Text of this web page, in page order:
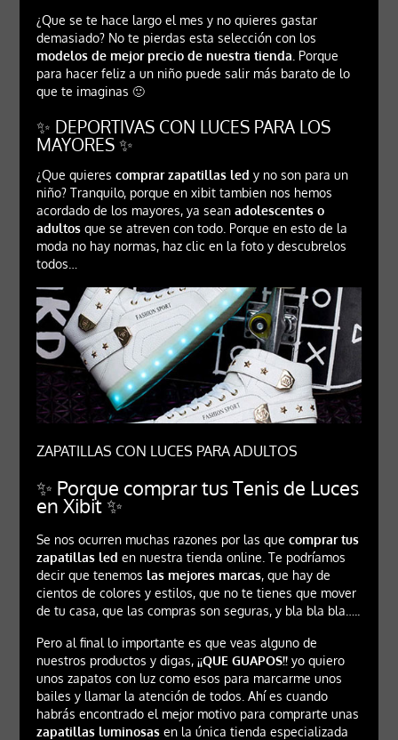
¿Que se te hace largo el mes y no quieres gastar
demasiado? No te pierdas esta selección con los
modelos de mejor precio de nuestra tienda. Porque
para hacer feliz a un niño puede salir más barato de lo
que te imaginas 🙂
✨ DEPORTIVAS CON LUCES PARA LOS
MAYORES ✨
¿Que quieres comprar zapatillas led y no son para un
niño? Tranquilo, porque en xibit tambien nos hemos
acordado de los mayores, ya sean adolescentes o
adultosque se atreven con todo. Porque en esto de la
moda no hay normas, haz clic en la foto y descubrelos
todos…
ZAPATILLAS CON LUCES PARA ADULTOS
✨ Porque comprar tus Tenis de Luces
en Xibit ✨
Se nos ocurren muchas razones por las que comprar tus
zapatillas led en nuestra tienda online. Te podríamos
decir que tenemos las mejores marcas, que hay de
cientos de colores y estilos, que no te tienes que mover
de tu casa, que las compras son seguras, y bla bla bla…..
Pero al final lo importante es que veas alguno de
nuestros productos y digas, ¡¡QUE GUAPOS!!yo quiero
unos zapatos con luz como esos para marcarme unos
bailes y llamar la atención de todos. Ahí es cuando
habrás encontrado el mejor motivo para comprarte unas
zapatillas luminosasen la única tienda especializada